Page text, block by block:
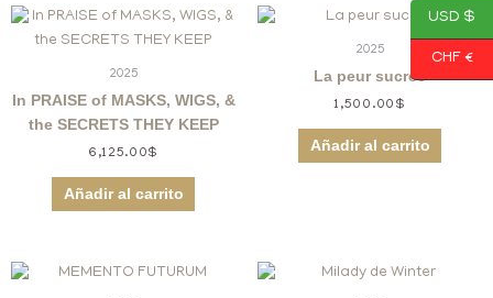
2025
In PRAISE of MASKS, WIGS, &
the SECRETS THEY KEEP
6,125.00$
Añadir al carrito
2025
La peur sucrée
1,500.00 $
Añadir al carrito
USD $
CHF €